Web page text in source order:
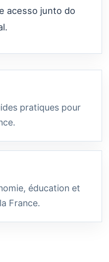
acesso junto do
pratiques pour
éducation et
France.